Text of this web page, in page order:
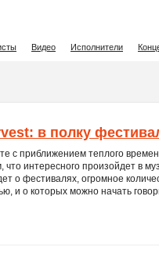
Видео Исполнители
в полку
с приближением теплого
что интересного произойдет в
о фестивалях, огромное
и о которых можно начать